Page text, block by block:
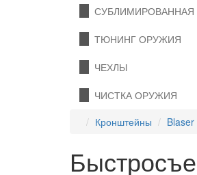
СУБЛИМИРОВАННАЯ
ТЮНИНГ ОРУЖИЯ
ЧЕХЛЫ
ЧИСТКА ОРУЖИЯ
Кронштейны